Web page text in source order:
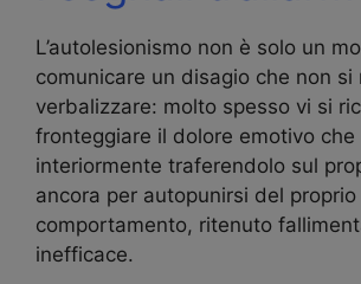
L’autolesionismo non è solo un
comunicare un disagio che non si
verbalizzare: molto spesso vi si
fronteggiare il dolore emotivo che
interiormente traferendolo sul
ancora per autopunirsi del proprio
comportamento, ritenuto
inefficace.